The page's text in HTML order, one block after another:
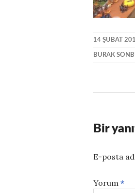
14 ŞUBAT
BURAK
Bir
E-posta
Yorum *